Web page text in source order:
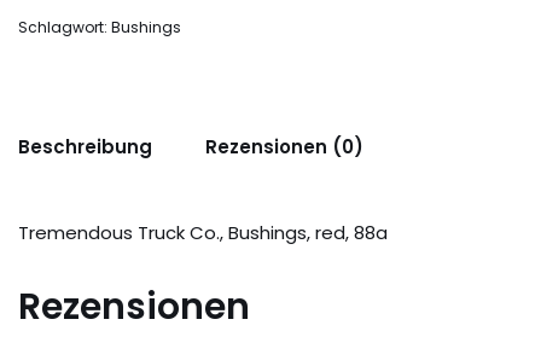
Schlagwort: Bushings
Beschreibung Rezensionen (0)
Tremendous Truck Co., Bushings, red, 88a
Rezensionen